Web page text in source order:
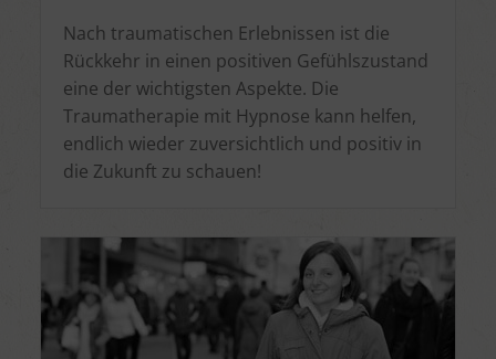
Nach traumatischen Erlebnissen ist die
Rückkehr in einen positiven Gefühlszustand
eine der wichtigsten Aspekte. Die
Traumatherapie mit Hypnose kann helfen,
endlich wieder zuversichtlich und positiv in
die Zukunft zu schauen!